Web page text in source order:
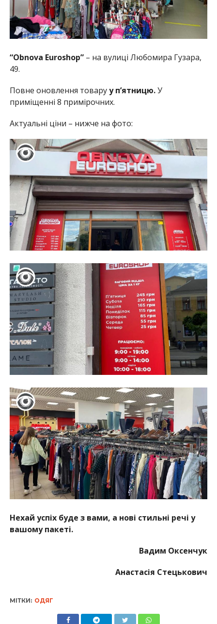
“Obnova Euroshop”– на вулиці Любомира Гузара,
49.
Повне оновлення товаруу п’ятницю. У
приміщенні 8 примірочних.
Актуальні ціни – нижче на фото:
Нехай успіх буде з вами, а нові стильні речі у
вашому пакеті.
Вадим Оксенчук
Анастасія Стецькович
МІТКИ: ОДЯГ